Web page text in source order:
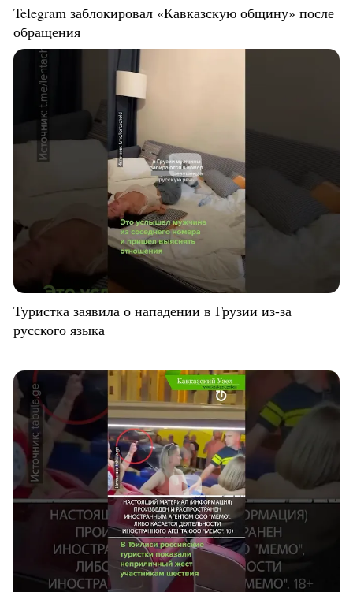
Telegram заблокировал «Кавказскую общину» после
обращения
Туристка заявила о нападении в Грузии из-за
русского языка